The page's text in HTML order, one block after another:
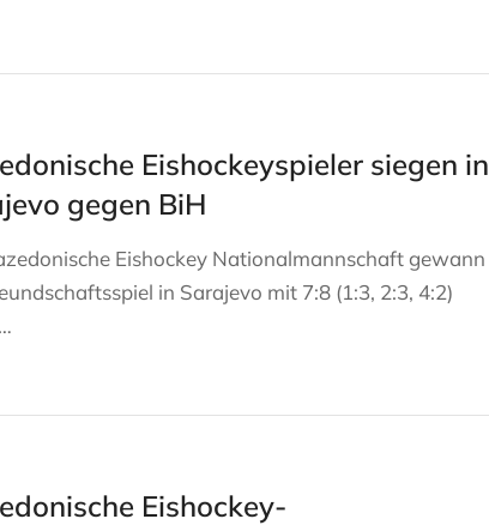
Eishockeyspieler siegen in
gegen BiH
Eishockey Nationalmannschaft gewann
in Sarajevo mit 7:8 (1:3, 2:3, 4:2)
Eishockey-